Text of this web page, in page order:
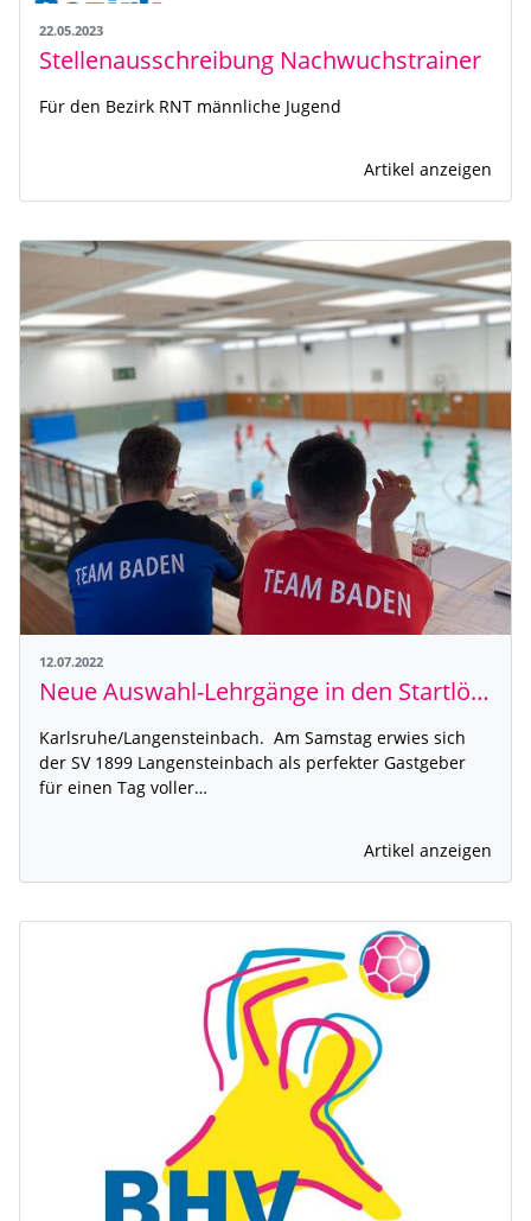
22.05.2023
Stellenausschreibung Nachwuchstrainer
Für den Bezirk RNT männliche Jugend
Artikel anzeigen
12.07.2022
Neue Auswahl-Lehrgänge in den Startlöchern
Karlsruhe/Langensteinbach. Am Samstag erwies sich
der SV 1899 Langensteinbach als perfekter Gastgeber
für einen Tag voller…
Artikel anzeigen